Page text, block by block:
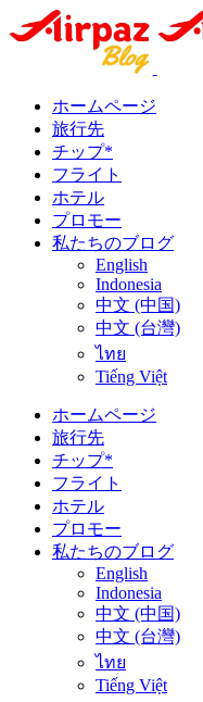
ホームページ
旅行先
チップ*
フライト
ホテル
プロモー
私たちのブログ
English
Indonesia
中文 (中国)
中文 (台灣)
ไทย
Tiếng Việt
ホームページ
旅行先
チップ*
フライト
ホテル
プロモー
私たちのブログ
English
Indonesia
中文 (中国)
中文 (台灣)
ไทย
Tiếng Việt